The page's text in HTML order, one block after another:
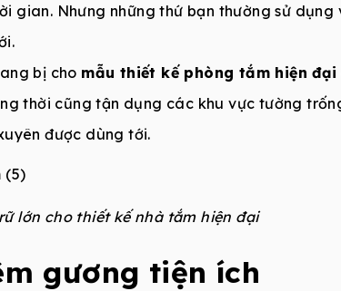
gian. Nhưng những thứ bạn thường sử
bị cho mẫu thiết kế phòng tắm hiện đại
thời cũng tận dụng các khu vực tường
được dùng tới.
lớn cho thiết kế nhà tắm hiện đại
gương tiện ích